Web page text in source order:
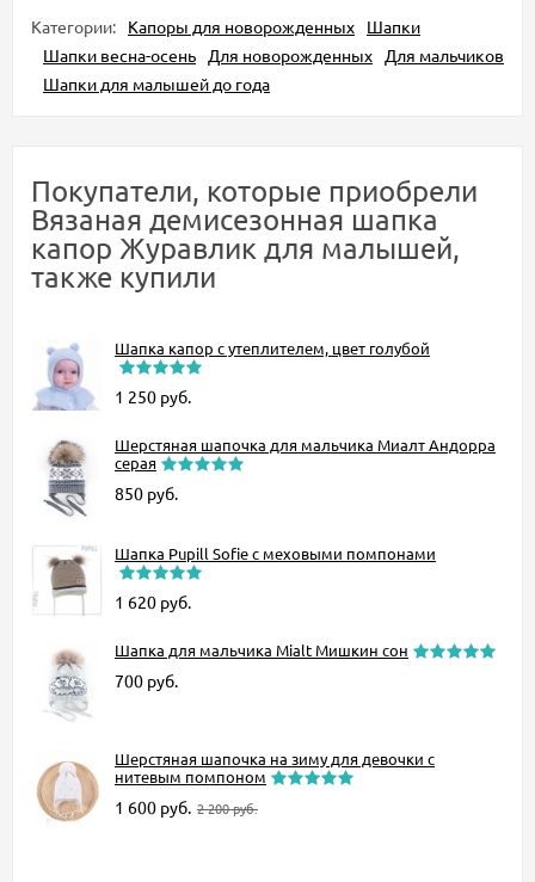
Категории: Капоры для новорожденных
Шапки
Шапки весна-осень
Для новорожденных
Для мальчиков
Шапки для малышей до года
Покупатели, которые приобрели
Вязаная демисезонная шапка
капор Журавлик для малышей,
также купили
Шапка капор с утеплителем, цвет голубой
1 250 руб.
Шерстяная шапочка для мальчика Миалт Андорра
серая
850 руб.
Шапка Pupill Sofie с меховыми помпонами
1 620 руб.
Шапка для мальчика Mialt Мишкин сон
700 руб.
Шерстяная шапочка на зиму для девочки с
нитевым помпоном
1 600 руб. 2 200руб.